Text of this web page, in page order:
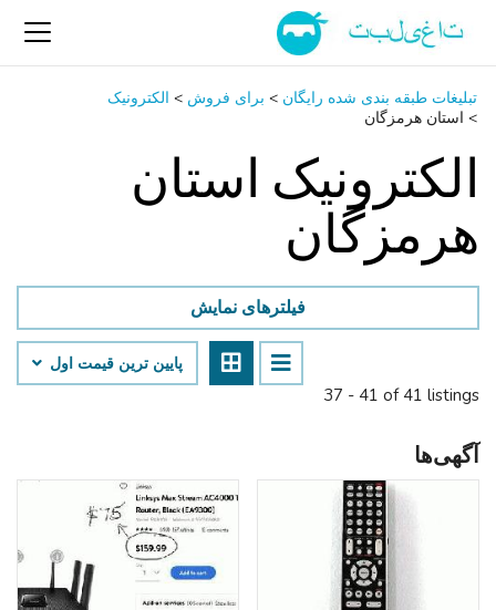
تبلیغات طبقه بندی شده رایگان > برای فروش > الکترونیک
> استان هرمزگان
الکترونیک استان
هرمزگان
37 - 41 of 41 listings
فیلترهای نمایش
پایین ‌ترین قیمت اول
آگهی‌ها